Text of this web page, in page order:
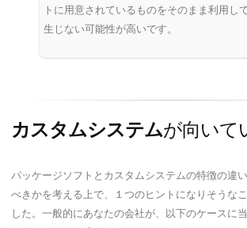
トに用意されているものをそのまま利用し
生じない可能性が高いです。
カスタムシステムが向いて
パッケージソフトとカスタムシステムの特徴の違
べきかを考える上で、１つのヒントになりそうな
した。一般的にあなたの会社が、以下のケースに